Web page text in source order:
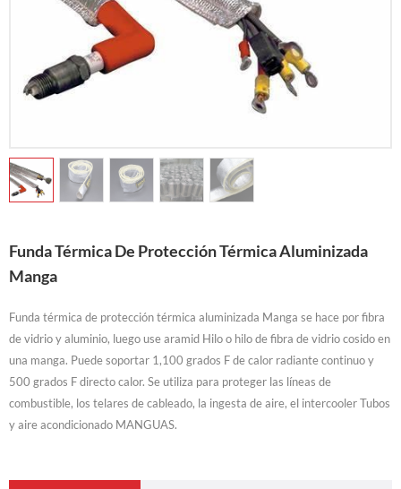
Funda Térmica De Protección Térmica Aluminizada
Manga
Funda térmica de protección térmica aluminizada Manga se hace por fibra
de vidrio y aluminio, luego use aramid Hilo o hilo de fibra de vidrio cosido en
una manga. Puede soportar 1,100 grados F de calor radiante continuo y
500 grados F directo calor. Se utiliza para proteger las líneas de
combustible, los telares de cableado, la ingesta de aire, el intercooler Tubos
y aire acondicionado MANGUAS.